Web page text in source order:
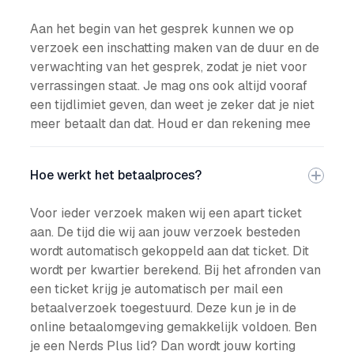
Aan het begin van het gesprek kunnen we op
verzoek een inschatting maken van de duur en de
verwachting van het gesprek, zodat je niet voor
verrassingen staat. Je mag ons ook altijd vooraf
een tijdlimiet geven, dan weet je zeker dat je niet
meer betaalt dan dat. Houd er dan rekening mee
Hoe werkt het betaalproces?
Voor ieder verzoek maken wij een apart ticket
aan. De tijd die wij aan jouw verzoek besteden
wordt automatisch gekoppeld aan dat ticket. Dit
wordt per kwartier berekend. Bij het afronden van
een ticket krijg je automatisch per mail een
betaalverzoek toegestuurd. Deze kun je in de
online betaalomgeving gemakkelijk voldoen. Ben
je een Nerds Plus lid? Dan wordt jouw korting